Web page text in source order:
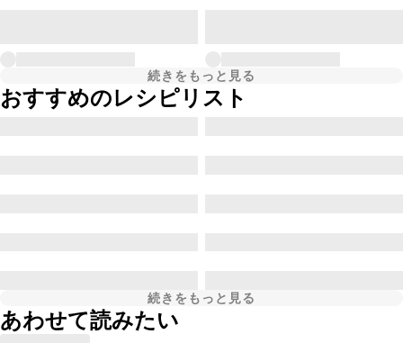
続きをもっと見る
おすすめのレシピリスト
続きをもっと見る
あわせて読みたい